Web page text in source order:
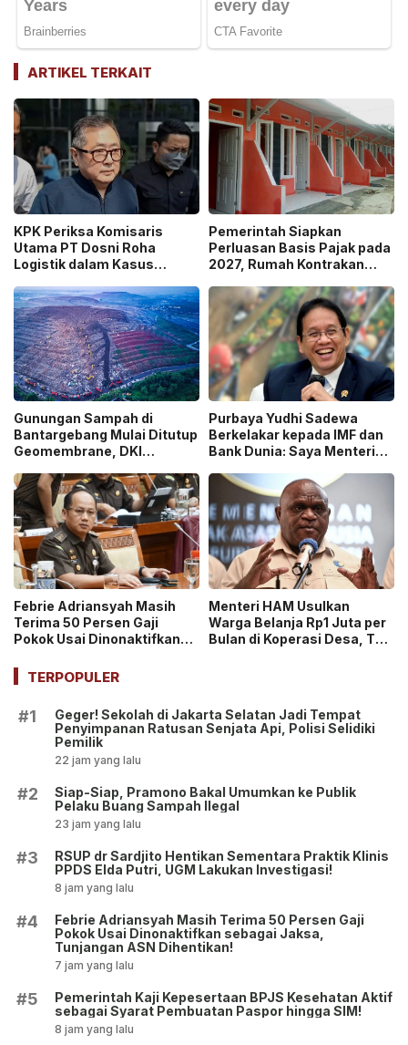
ARTIKEL TERKAIT
KPK Periksa Komisaris
Utama PT Dosni Roha
Logistik dalam Kasus
Pengangkutan Bansos!
Pemerintah Siapkan
Perluasan Basis Pajak pada
2027, Rumah Kontrakan
Pengawasan!
Gunungan Sampah di
Bantargebang Mulai Ditutup
Geomembrane, DKI
Sistem Open Dumping!
Purbaya Yudhi Sadewa
Berkelakar kepada IMF dan
Bank Dunia: Saya Menteri
Beruntung di Dunia!
Febrie Adriansyah Masih
Terima 50 Persen Gaji
Pokok Usai Dinonaktifkan
ASN Dihentikan!
Menteri HAM Usulkan
Warga Belanja Rp1 Juta per
Bulan di Koperasi Desa, Tuai
TERPOPULER
#1
Geger! Sekolah di Jakarta Selatan Jadi Tempat
Penyimpanan Ratusan Senjata Api, Polisi Selidiki
Pemilik
22 jam yang lalu
#2
Siap-Siap, Pramono Bakal Umumkan ke Publik
Pelaku Buang Sampah Ilegal
23 jam yang lalu
#3
RSUP dr Sardjito Hentikan Sementara Praktik Klinis
PPDS Elda Putri, UGM Lakukan Investigasi!
8 jam yang lalu
#4
Febrie Adriansyah Masih Terima 50 Persen Gaji
Pokok Usai Dinonaktifkan sebagai Jaksa,
Tunjangan ASN Dihentikan!
7 jam yang lalu
#5
Pemerintah Kaji Kepesertaan BPJS Kesehatan Aktif
sebagai Syarat Pembuatan Paspor hingga SIM!
8 jam yang lalu